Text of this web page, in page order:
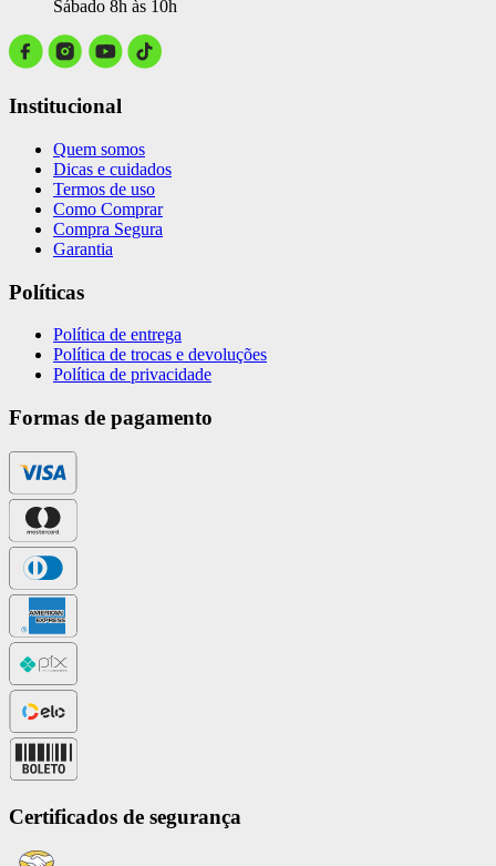
Sábado 8h às 10h
Institucional
Quem somos
Dicas e cuidados
Termos de uso
Como Comprar
Compra Segura
Garantia
Políticas
Política de entrega
Política de trocas e devoluções
Política de privacidade
Formas de pagamento
Certificados de segurança